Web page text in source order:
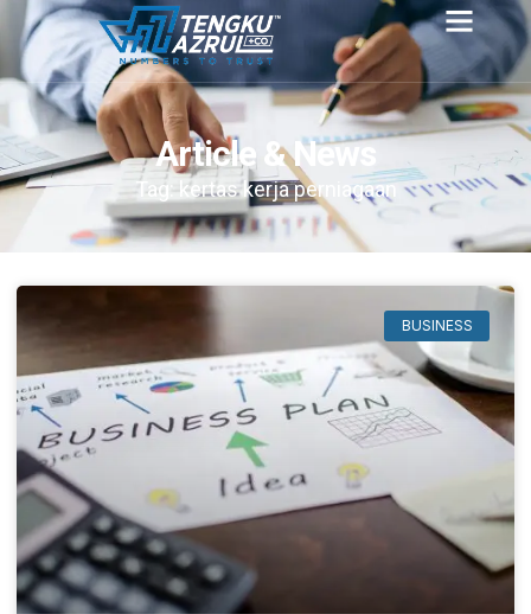
Article & News
Tag: kertas kerja perniagaan
BUSINESS